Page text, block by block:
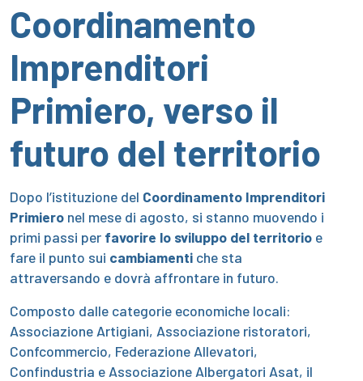
Coordinamento
Imprenditori
Primiero, verso il
futuro del territorio
Dopo l’istituzione del Coordinamento Imprenditori
Primiero nel mese di agosto, si stanno muovendo i
primi passi per favorire lo sviluppo del territorio e
fare il punto sui cambiamenti che sta
attraversando e dovrà affrontare in futuro.
Composto dalle categorie economiche locali:
Associazione Artigiani, Associazione ristoratori,
Confcommercio, Federazione Allevatori,
Confindustria e Associazione Albergatori Asat, il